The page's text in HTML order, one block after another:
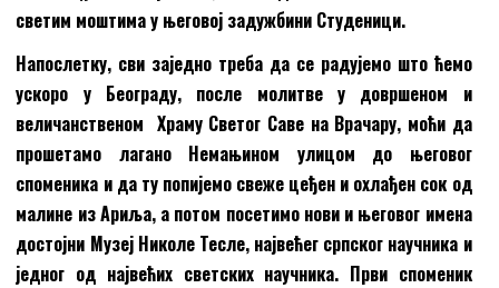
светим моштима у његовој задужбини Студеници.
Напослетку, сви заједно треба да се радујемо што ћемо
ускоро у Београду, после молитве у довршеном и
величанственом Храму Светог Саве на Врачару, моћи да
прошетамо лагано Немањином улицом до његовог
споменика и да ту попијемо свеже цеђен и охлађен сок од
малине из Ариља, а потом посетимо нови и његовог имена
достојни Музеј Николе Тесле, највећег српског научника и
једног од највећих светских научника. Први споменик